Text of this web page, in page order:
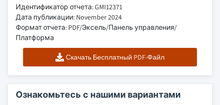
Идентификатор отчета: GMI12371
Дата публикации: November 2024
Формат отчета: PDF/Эксель/Панель управления/
Платформа
Скачать Бесплатный PDF-Файл
Ознакомьтесь с нашими вариантами